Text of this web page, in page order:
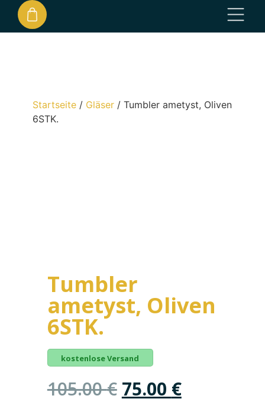
Startseite/ Gläser/ Tumbler ametyst, Oliven
6STK.
Tumbler
ametyst, Oliven
6STK.
kostenlose Versand
105.00€ 75.00 €